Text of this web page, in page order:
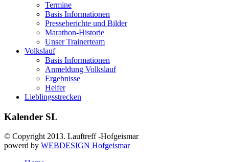
Termine
Basis Informationen
Presseberichte und Bilder
Marathon-Historie
Unser Trainerteam
Volkslauf
Basis Informationen
Anmeldung Volkslauf
Ergebnisse
Helfer
Lieblingsstrecken
Kalender SL
© Copyright 2013. Lauftreff -Hofgeismar
powerd by WEBDESIGN Hofgeismar